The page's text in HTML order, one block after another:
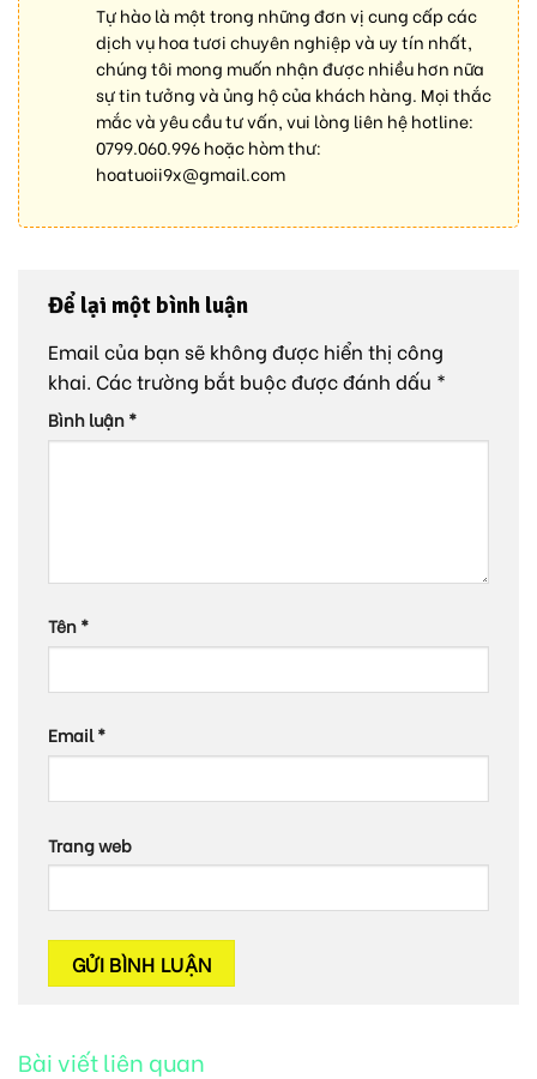
Tự hào là một trong những đơn vị cung cấp các
dịch vụ hoa tươi chuyên nghiệp và uy tín nhất,
chúng tôi mong muốn nhận được nhiều hơn nữa
sự tin tưởng và ủng hộ của khách hàng. Mọi thắc
mắc và yêu cầu tư vấn, vui lòng liên hệ hotline:
0799.060.996hoặc hòm thư:
hoatuoii9x@gmail.com
Để lại một bình luận
Email của bạn sẽ không được hiển thị công
khai. Các trường bắt buộc được đánh dấu *
Bình luận*
Tên*
Email*
Trang web
Bài viết liên quan